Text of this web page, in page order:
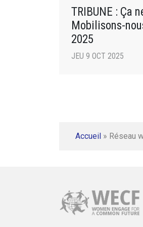
TRIBUNE : Ça
Mobilisons-
2025
JEU 9 OCT 2025
Accueil » Réseau